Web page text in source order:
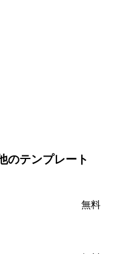
テンプレート
無料